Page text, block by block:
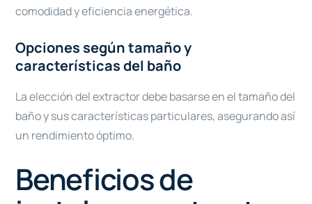
comodidad y eficiencia energética.
Opciones según tamaño y
características del baño
La elección del extractor debe basarse en el tamaño del
baño y sus características particulares, asegurando así
un rendimiento óptimo.
Beneficios de